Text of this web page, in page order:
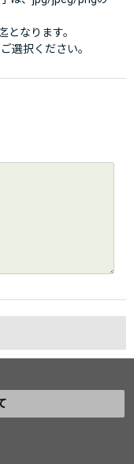
となります。
選択ください。